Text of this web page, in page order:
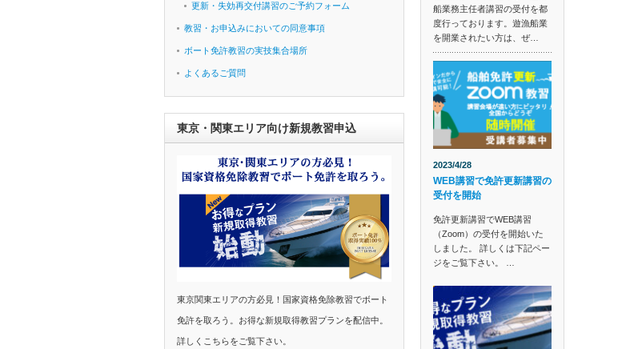
更新・失効再交付講習のご予約フォーム
教習・お申込みにおいての同意事項
ボート免許教習の実技集合場所
よくあるご質問
東京・関東エリア向け新規教習申込
東京関東エリアの方必見！国家資格免除教習でボート
免許を取ろう。お得な新規取得教習プランを配信中。
詳しくこちらをご覧下さい。
船業務主任者講習の受付を都
度行っております。遊漁船業
を開業されたい方は、ぜ…
2023/4/28
WEB講習で免許更新講習の
受付を開始
免許更新講習でWEB講習
（Zoom）の受付を開始いた
しました。 詳しくは下記ペー
ジをご覧下さい。 …